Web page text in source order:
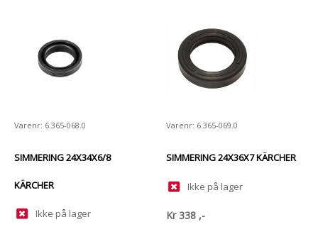
Varenr: 6.365-068.0
SIMMERING 24X34X6/8
KÄRCHER
Ikke på lager
Varenr: 6.365-069.0
SIMMERING 24X36X7 KÄRCHER
Ikke på lager
Kr338 ,-